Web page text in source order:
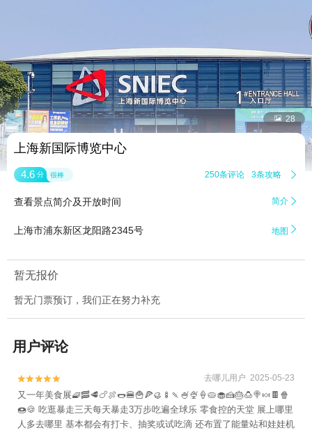
 28
上海新国际博览中心
4.6 分 很棒 250条评论 3条攻略 
查看景点简介及开放时间 简介 
上海市浦东新区龙阳路2345号 地图 
暂无报价
暂无门票预订，我们正在努力补充
用户评论

 去哪儿用户 2025-05-23
又一年美食展🧇🥓🥩🍗🍖🌭🍔🍟🍕🥮🍢🍡🍧🍨🍦🥧🧁🍰🎂🍮🍭🍬🍫🍿
🍩🍪 吃逛暴走三天每天暴走3万步吃遍全球乐 零食控的天堂 展上哪里
人多去哪里 基本都会有打卡、抽奖或试吃滴 还布置了能量站和娃娃机